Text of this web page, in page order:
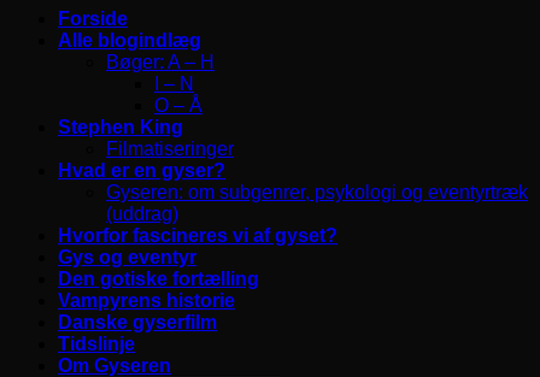
Forside
Alle blogindlæg
Bøger: A – H
I – N
O – Å
Stephen King
Filmatiseringer
Hvad er en gyser?
Gyseren: om subgenrer, psykologi og eventyrtræk
(uddrag)
Hvorfor fascineres vi af gyset?
Gys og eventyr
Den gotiske fortælling
Vampyrens historie
Danske gyserfilm
Tidslinje
Om Gyseren